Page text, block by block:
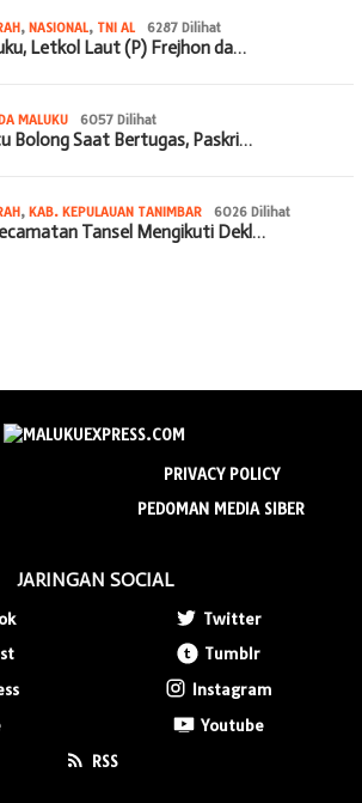
, NASIONAL, TNI AL 6287 Dilihat
Letkol Laut (P) Frejhon da…
MALUKU 6057 Dilihat
Bolong Saat Bertugas, Paskri…
, KAB. KEPULAUAN TANIMBAR 6026 Dilihat
Tansel Mengikuti Dekl…
PRIVACY POLICY
PEDOMAN MEDIA SIBER
JARINGAN SOCIAL
Twitter
Tumblr
Instagram
Youtube
RSS